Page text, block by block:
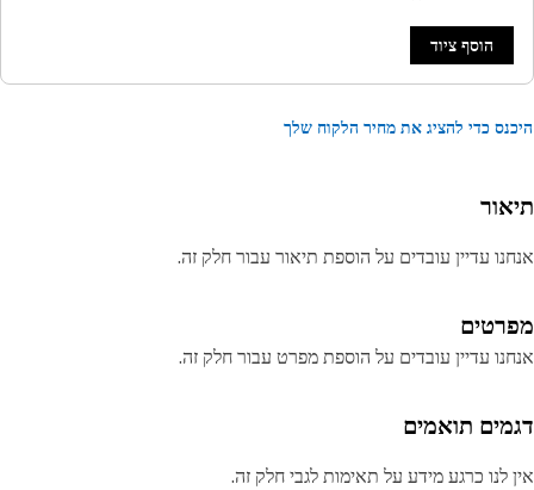
הוסף ציוד
כדי להציג את מחיר הלקוח שלך
עדיין עובדים על הוספת תיאור עבור חלק זה.
עדיין עובדים על הוספת מפרט עבור חלק זה.
תואמים
לנו כרגע מידע על תאימות לגבי חלק זה.